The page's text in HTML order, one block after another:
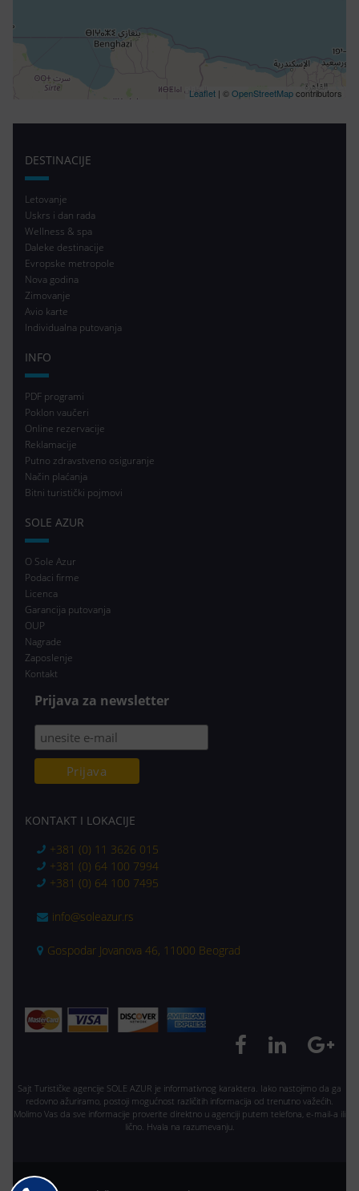
Leaflet | ©OpenStreetMapcontributors
DESTINACIJE
Letovanje
Uskrs i dan rada
Wellness & spa
Daleke destinacije
Evropske metropole
Nova godina
Zimovanje
Avio karte
Individualna putovanja
INFO
PDF programi
Poklon vaučeri
Online rezervacije
Reklamacije
Putno zdravstveno osiguranje
Način plaćanja
Bitni turistički pojmovi
SOLE AZUR
O Sole Azur
Podaci firme
Licenca
Garancija putovanja
OUP
Nagrade
Zaposlenje
Kontakt
Prijava za newsletter
KONTAKT I LOKACIJE
+381 (0) 11 3626 015
+381 (0) 64 100 7994
+381 (0) 64 100 7495
info@soleazur.rs
Gospodar Jovanova 46, 11000 Beograd
Sajt Turističke agencije SOLE AZUR je informativnog karaktera. Iako nastojimo da ga
redovno ažuriramo, postoji mogućnost različitih informacija od trenutno važećih.
Molimo Vas da sve informacije proverite direktno u agenciji putem telefona, e-mail-a ili
lično. Hvala na razumevanju.